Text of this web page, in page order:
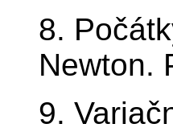
8.
Newton.
9.